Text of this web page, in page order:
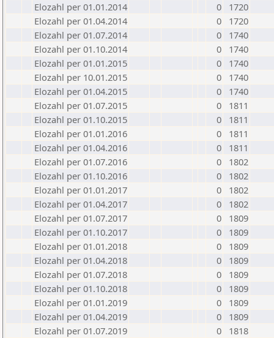
Elozahl per 01.01.2014
0
1720
Elozahl per 01.04.2014
0
1720
Elozahl per 01.07.2014
0
1740
Elozahl per 01.10.2014
0
1740
Elozahl per 01.01.2015
0
1740
Elozahl per 10.01.2015
0
1740
Elozahl per 01.04.2015
0
1740
Elozahl per 01.07.2015
0
1811
Elozahl per 01.10.2015
0
1811
Elozahl per 01.01.2016
0
1811
Elozahl per 01.04.2016
0
1811
Elozahl per 01.07.2016
0
1802
Elozahl per 01.10.2016
0
1802
Elozahl per 01.01.2017
0
1802
Elozahl per 01.04.2017
0
1802
Elozahl per 01.07.2017
0
1809
Elozahl per 01.10.2017
0
1809
Elozahl per 01.01.2018
0
1809
Elozahl per 01.04.2018
0
1809
Elozahl per 01.07.2018
0
1809
Elozahl per 01.10.2018
0
1809
Elozahl per 01.01.2019
0
1809
Elozahl per 01.04.2019
0
1809
Elozahl per 01.07.2019
0
1818